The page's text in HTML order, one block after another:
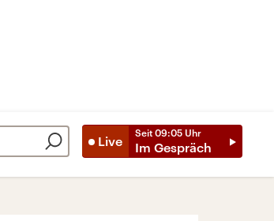
Live
Seit 09:05 Uhr
Im Gespräch